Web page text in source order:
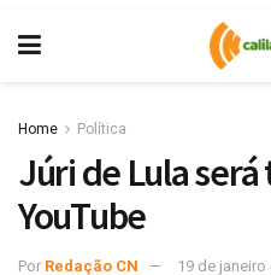
Home Política
Júri de Lula
YouTube
Por Redação CN 19 de janeiro